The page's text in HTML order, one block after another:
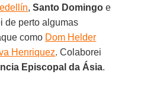
,Santo Domingo e
de perto algumas
como Dom Helder
Henriquez. Colaborei
Episcopal da Ásia.